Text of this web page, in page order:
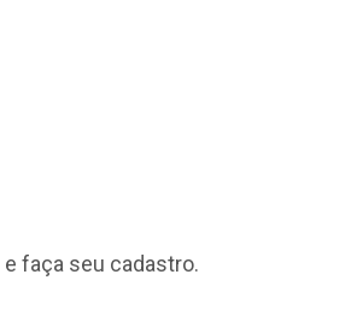
e faça seu cadastro.